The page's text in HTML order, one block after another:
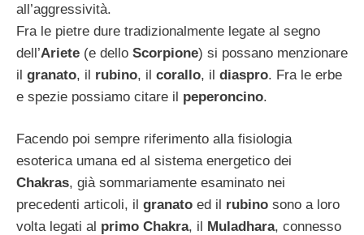
all’aggressività.
Fra le pietre dure tradizionalmente legate al segno
dell’Ariete (e dello Scorpione) si possano menzionare
il granato, il rubino, il corallo, il diaspro. Fra le erbe
e spezie possiamo citare il peperoncino.
Facendo poi sempre riferimento alla fisiologia
esoterica umana ed al sistema energetico dei
Chakras, già sommariamente esaminato nei
precedenti articoli, il granato ed il rubino sono a loro
volta legati al primo Chakra, il Muladhara, connesso